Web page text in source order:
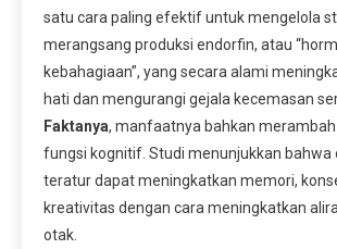
satu cara paling efektif untuk mengelola
merangsang produksi endorfin, atau
kebahagiaan”, yang secara alami
hati dan mengurangi gejala kecemasan
Faktanya, manfaatnya bahkan merambah
fungsi kognitif. Studi menunjukkan bahwa
teratur dapat meningkatkan memori,
kreativitas dengan cara meningkatkan
otak.